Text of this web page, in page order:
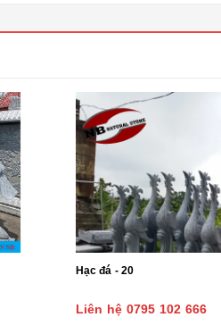
Hạc đá - 20
Liên hệ 0795 102 666